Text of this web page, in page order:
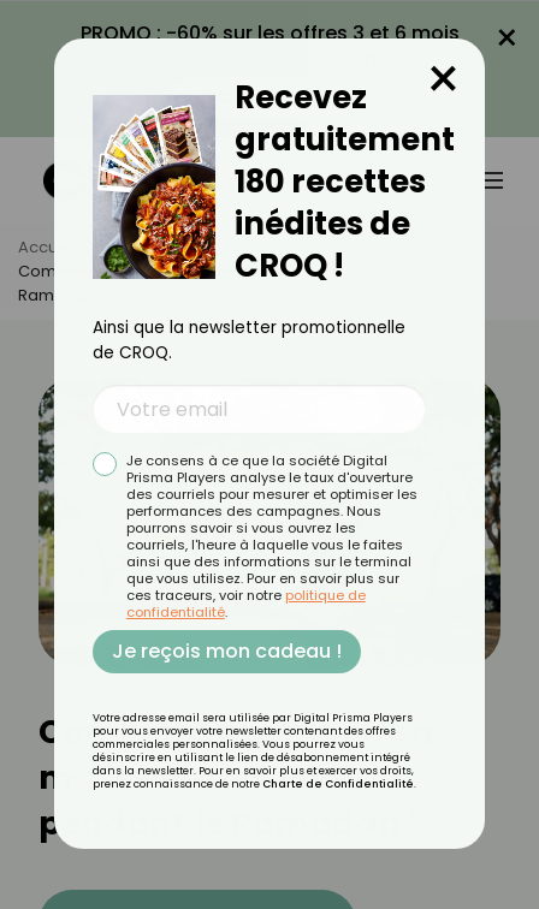
PROMO : -60% sur les offres 3 et 6 mois
VOIR LA PROMO
×
Accueil Actus
Sport
Comment Maintenir Sa Masse Musculaire Pendant Le
Ramadan ?
Comment maintenir sa
masse musculaire
pendant le Ramadan ?
Recevez
gratuitement
180 recettes
inédites de
CROQ !
×
Ainsi que la newsletter promotionnelle
de CROQ.
Je consens à ce que la société Digital
Prisma Players analyse le taux d'ouverture
des courriels pour mesurer et optimiser les
performances des campagnes. Nous
pourrons savoir si vous ouvrez les
courriels, l'heure à laquelle vous le faites
ainsi que des informations sur le terminal
que vous utilisez. Pour en savoir plus sur
ces traceurs, voir notre politique de
confidentialité.
Je reçois mon cadeau !
Votre adresse email sera utilisée par Digital Prisma Players
pour vous envoyer votre newsletter contenant des offres
commerciales personnalisées. Vous pourrez vous
désinscrire en utilisant le lien de désabonnement intégré
dans la newsletter. Pour en savoir plus et exercer vos droits,
prenez connaissance de notre Charte de Confidentialité.